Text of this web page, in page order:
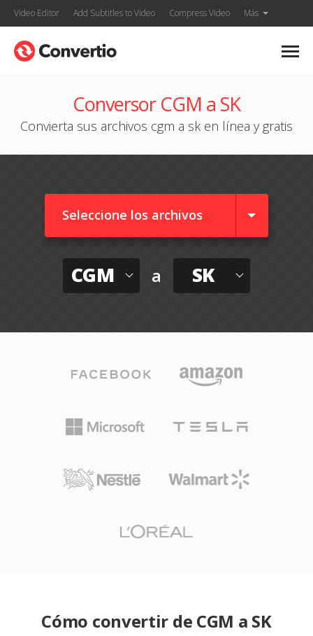
Video Editor Add Subtitles to Video Compress Video Más
Conversor CGM a SK
Convierta sus archivos cgm a sk en línea y gratis
Seleccione los archivos
CGM a SK
Cómo convertir de CGM a SK